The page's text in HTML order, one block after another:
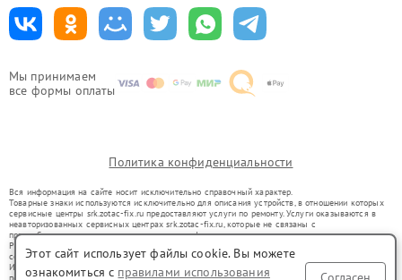
Мы принимаем
все формы оплаты
Политика конфиденциальности
Вся информация на сайте носит исключительно справочный характер.
Товарные знаки используются исключительно для описания устройств, в отношении которых
сервисные центры srk.zotac-fix.ru предоставляют услуги по ремонту. Услуги оказываются в
неавторизованных сервисных центрах srk.zotac-fix.ru, которые не связаны с
правообладателями товарных знаков или их официальными представителями.
Ремонт осуществляется для устройств, уже введенных в гражданский оборот в соответствии
со статьей 1487 ГК РФ.
Использование товарных знаков не преследует цели индивидуализации услуг или введения
Этот сайт использует файлы cookie. Вы можете
ознакомиться с правилами использования